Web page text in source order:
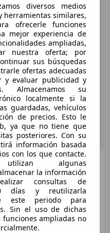
Audi Q3
2.0 TDI Black line S
110kW
51.441 1
Sin comparación
diversos medios
herramientas similares,
ofrecerle funciones
mejor experiencia de
ampliadas,
nuestra oferta; por
sus búsquedas
ofertas adecuadas
y evaluar publicidad y
Almacenamos su
localmente si la
guardadas, vehículos
de precios. Esto le
ya que no tiene que
posteriores. Con su
información basada
con los que contacte.
algunas
la información
consultas de
días y reutilizarla
este periodo para
Sin el uso de dichas
funciones ampliadas no